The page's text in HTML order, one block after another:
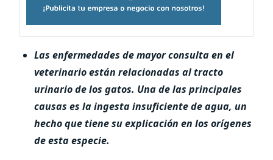
Las enfermedades de mayor consulta en el
veterinario están relacionadas al tracto
urinario de los gatos. Una de las principales
causas es la ingesta insuficiente de agua, un
hecho que tiene su explicación en los orígenes
de esta especie.